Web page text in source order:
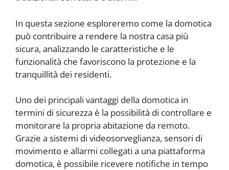
In questa sezione esploreremo come la domotica
può contribuire a rendere la nostra casa più
sicura, analizzando le caratteristiche e le
funzionalità che favoriscono la protezione e la
tranquillità dei residenti.
Uno dei principali vantaggi della domotica in
termini di sicurezza è la possibilità di controllare e
monitorare la propria abitazione da remoto.
Grazie a sistemi di videosorveglianza, sensori di
movimento e allarmi collegati a una piattaforma
domotica, è possibile ricevere notifiche in tempo